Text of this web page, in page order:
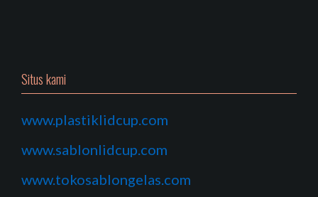
Situs kami
www.plastiklidcup.com
www.sablonlidcup.com
www.tokosablongelas.com